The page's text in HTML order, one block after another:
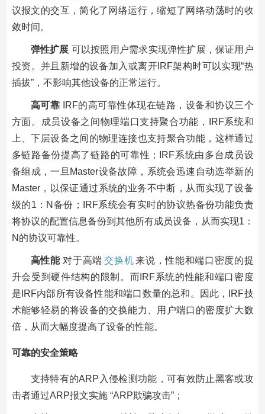
议报文的交互，简化了网络运行，缩短了网络动荡时的收
敛时间。
弹性扩展 可以按照用户需求实现弹性扩展，保证用户
投资。并且新增的设备加入或离开IRF架构时可以实现“热
插拔”，不影响其他设备的正常运行。
高可靠 IRF的高可靠性体现在链路，设备和协议三个
方面。成员设备之间物理端口支持聚合功能，IRF系统和
上、下层设备之间的物理连接也支持聚合功能，这样通过
多链路备份提高了链路的可靠性；IRF系统由多台成员设
备组成，一旦Master设备故障，系统会迅速自动选举新的
Master，以保证通过系统的业务不中断，从而实现了设备
级的1：N备份；IRF系统会有实时的协议热备份功能负责
将协议的配置信息备份到其他所有成员设备，从而实现1：
N的协议可靠性。
高性能对于高端 交换机来说，性能和端口密度的提
升会受到硬件结构的限制。而IRF系统的性能和端口密度
是IRF内部所有设备性能和端口数量的总和。因此，IRF技
术能够轻易的将设备的交换能力、用户端口的密度扩大数
倍，从而大幅度提高了设备的性能。
可靠的安全策略
支持特有的ARP入侵检测功能，可有效防止黑客或攻
击者通过ARP报文实施 “ARP欺骗攻击”；